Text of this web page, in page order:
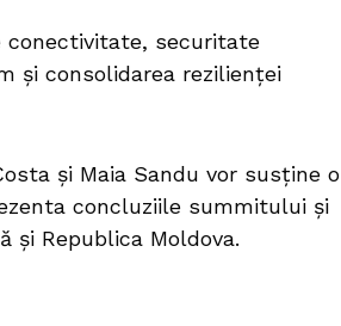
conectivitate, securitate
și consolidarea rezilienței
și Maia Sandu vor susține o
concluziile summitului și
și Republica Moldova.